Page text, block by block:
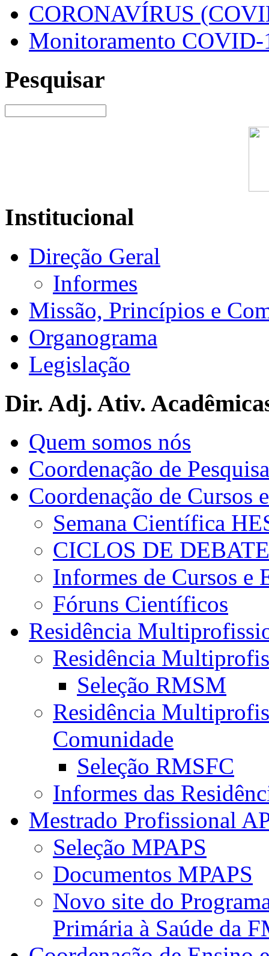
CORONAVÍRUS
Monitoramento COVID-
Pesquisar
Institucional
Direção Geral
Informes
Missão, Princípios e
Organograma
Legislação
Dir. Adj. Ativ.
Quem somos nós
Coordenação de Pesquisa
Coordenação de Cursos
Semana Científica
CICLOS DE
Informes de Cursos e
Fóruns Científicos
Residência
Residência
Seleção RMSM
Residência
Comunidade
Seleção RMSFC
Informes das
Mestrado Profissional
Seleção MPAPS
Documentos MPAPS
Novo site do
Primária à Saúde da